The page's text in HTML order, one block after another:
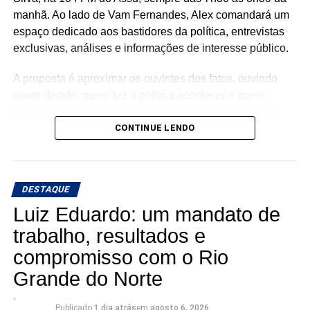
manhã. Ao lado de Vam Fernandes, Alex comandará um
espaço dedicado aos bastidores da política, entrevistas
exclusivas, análises e informações de interesse público.
A proposta é aproximar os ouvintes dos fatos, ouvindo
🎙️ O rádio ganha um novo espaço para o debate, a
Conexão com Alex Silva: onde a notícia ganha voz e os
bastidores viram informação.
📅 Estreia: 7 de agosto
📻 104 FM do Assú
🕢 Toda sexta-feira, das 7h30 às 8h30 da manhã.
CONTINUE LENDO
DESTAQUE
Luiz Eduardo: um mandato de
trabalho, resultados e
compromisso com o Rio
Grande do Norte
Publicado 1 dia atrásem agosto 6, 2026